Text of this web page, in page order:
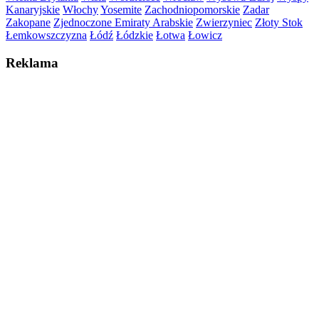
Kanaryjskie WłochyYosemite Zachodniopomorskie Zadar
Zakopane Zjednoczone Emiraty Arabskie Zwierzyniec Złoty Stok
Łemkowszczyzna Łódź Łódzkie Łotwa Łowicz
Reklama